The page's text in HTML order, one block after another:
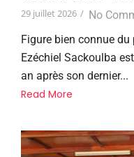
29 juillet 2026 / No
Figure bien connue
Ezéchiel Sackoulba
an après son dernier...
Read More